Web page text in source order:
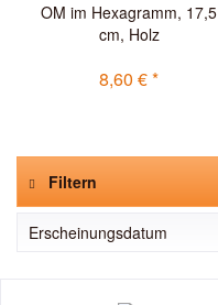
OM im Hexagramm, 17,5
cm, Holz
8,60 € *
Filtern